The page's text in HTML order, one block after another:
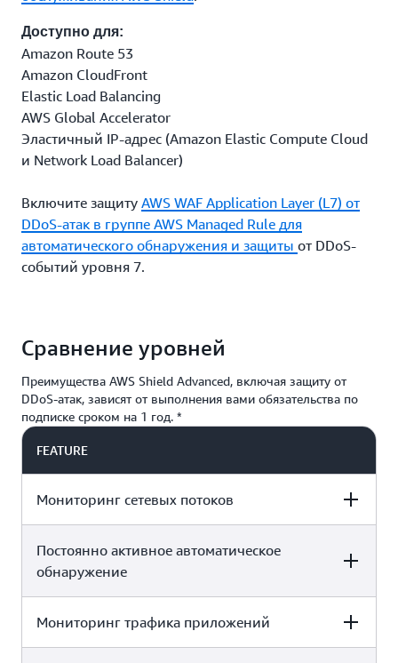
Доступно для:
Amazon Route 53
Amazon CloudFront
Elastic Load Balancing
AWS Global Accelerator
Эластичный IP‑адрес (Amazon Elastic Compute Cloud
и Network Load Balancer)
Включите защиту AWS WAF Application Layer (L7) от
DDoS-атак в группе AWS Managed Rule для
автоматического обнаружения и защиты от DDoS-
событий уровня 7.
Сравнение уровней
Преимущества AWS Shield Advanced, включая защиту от
DDoS-атак, зависят от выполнения вами обязательства по
подписке сроком на 1 год. *
FEATURE
Мониторинг сетевых потоков
AWS SHIELD STANDARD AWS SHIELD ADVANCED*
Постоянно активное автоматическое
обнаружение
AWS SHIELD STANDARD AWS SHIELD ADVANCED*
Мониторинг трафика приложений